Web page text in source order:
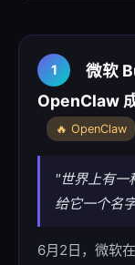
1
微软
OpenClaw
🔥 OpenClaw
"世界上有一
给它一个名
6月2日，微软